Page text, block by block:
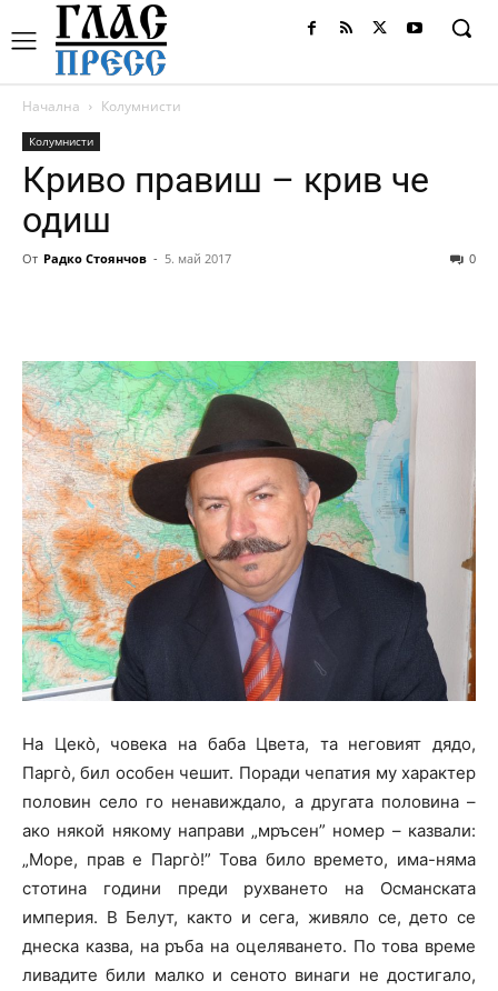
Начална Колумнисти
Колумнисти
Криво правиш – крив че
одиш
От Радко Стоянчов - 5. май 2017 0
На Цеко̀, човека на баба Цвета, та неговият дядо,
Парго̀, бил особен чешит. Поради чепатия му характер
половин село го ненавиждало, а другата половина –
ако някой някому направи „мръсен” номер – казвали:
„Море, прав е Парго̀!” Това било времето, има-няма
стотина години преди рухването на Османската
империя. В Белут, както и сега, живяло се, дето се
днеска казва, на ръба на оцеляването. По това време
ливадите били малко и сеното винаги не достигало,